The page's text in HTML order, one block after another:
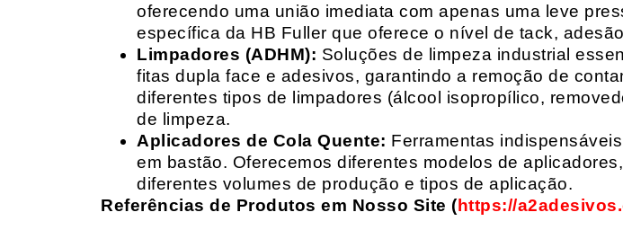
oferecendo uma união imediata com apenas uma leve
específica da HB Fuller que oferece o nível de tack,
Limpadores (ADHM): Soluções de limpeza industrial
fitas dupla face e adesivos, garantindo a remoção de
diferentes tipos de limpadores (álcool isopropílico,
de limpeza.
Aplicadores de Cola Quente: Ferramentas
em bastão. Oferecemos diferentes modelos de
diferentes volumes de produção e tipos de aplicação.
Referências de Produtos em Nosso Site (https://